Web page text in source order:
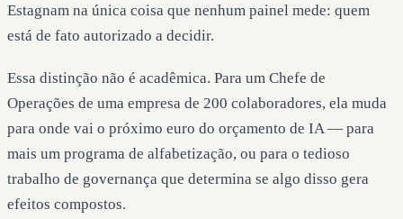
Estagnam na única coisa que nenhum painel mede: quem
está de fato autorizado a decidir.
Essa distinção não é acadêmica. Para um Chefe de
Operações de uma empresa de 200 colaboradores, ela muda
para onde vai o próximo euro do orçamento de IA — para
mais um programa de alfabetização, ou para o tedioso
trabalho de governança que determina se algo disso gera
efeitos compostos.